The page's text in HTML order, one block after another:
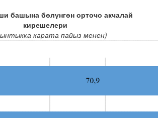
башына бөлүнгөн орточо акчалай
кирешелери
карата пайыз менен)